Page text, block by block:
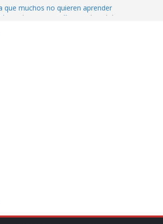
que muchos no quieren aprender